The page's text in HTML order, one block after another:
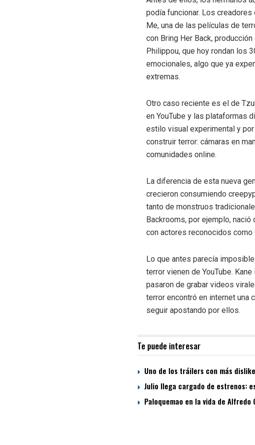
podía funcionar. Los creadores
Me, una de las películas de
con Bring Her Back,
Philippou, que hoy rondan los
emocionales, algo que ya
extremas.
Otro caso reciente es el de
en YouTube y las plataformas
estilo visual experimental y
construir terror: cámaras en
comunidades online.
La diferencia de esta nueva
crecieron consumiendo
tanto de monstruos
Backrooms, por ejemplo,
con actores reconocidos como
Lo que antes parecía
terror vienen de YouTube.
pasaron de grabar videos
terror encontró en internet una
seguir apostando por ellos.
Te puede interesar
Uno de los tráilers con más
Julio llega cargado de estrenos:
Paloquemao en la vida de Alfredo